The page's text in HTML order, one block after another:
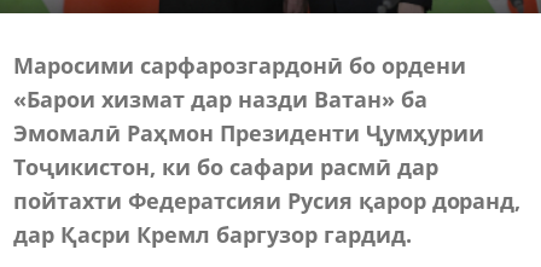
Маросими сарфарозгардонӣ бо ордени
«Барои хизмат дар назди Ватан» ба
Эмомалӣ Раҳмон Президенти Ҷумҳурии
Тоҷикистон, ки бо сафари расмӣ дар
пойтахти Федератсияи Русия қарор доранд,
дар Қасри Кремл баргузор гардид.